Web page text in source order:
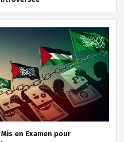
en Examen pour